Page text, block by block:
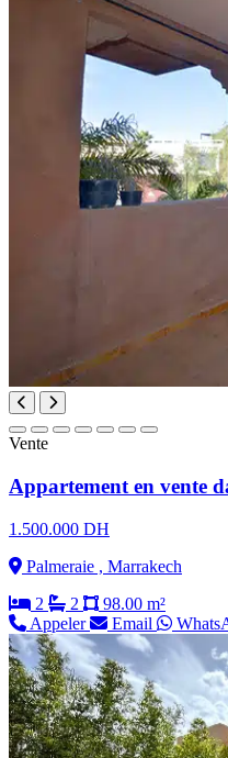
Vente
Appartement en vente
1.500.000 DH
Palmeraie , Marrakech
2
2
98.00 m²
Appeler
Email